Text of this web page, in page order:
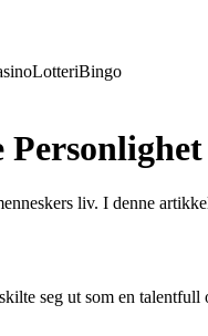
LotteriBingo
Personlighet
liv. I denne
seg ut som en